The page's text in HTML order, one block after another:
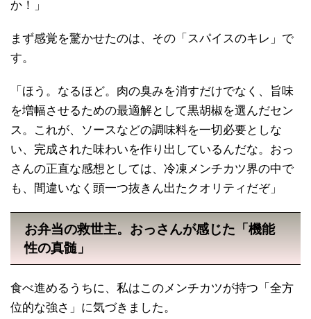
か！」
まず感覚を驚かせたのは、その「スパイスのキレ」で
す。
「ほう。なるほど。肉の臭みを消すだけでなく、旨味
を増幅させるための最適解として黒胡椒を選んだセン
ス。これが、ソースなどの調味料を一切必要としな
い、完成された味わいを作り出しているんだな。おっ
さんの正直な感想としては、冷凍メンチカツ界の中で
も、間違いなく頭一つ抜きん出たクオリティだぞ」
お弁当の救世主。おっさんが感じた「機能
性の真髄」
食べ進めるうちに、私はこのメンチカツが持つ「全方
位的な強さ」に気づきました。